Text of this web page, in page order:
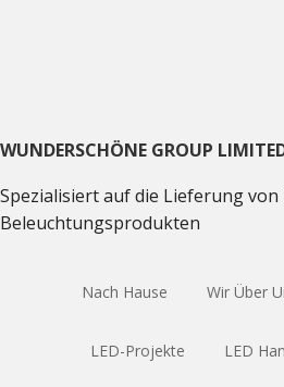
WUNDERSCHÖNE GROUP
Spezialisiert auf die Lieferung von
Beleuchtungsprodukten
Nach Hause Wir Über
LED-Projekte LED